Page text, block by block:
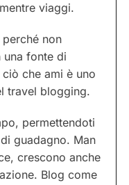
viaggi.
non
una fonte di
che ami è uno
travel blogging.
permettendoti
guadagno. Man
crescono anche
Blog come